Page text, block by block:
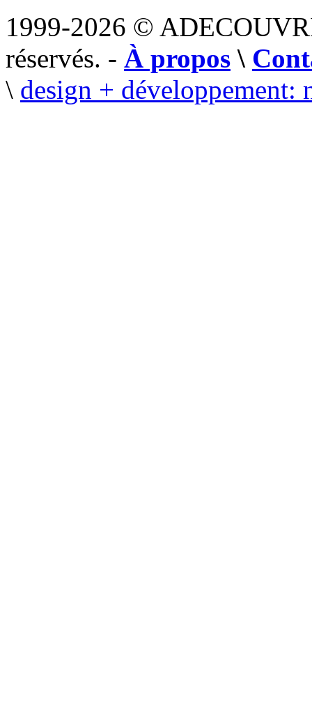
1999-2026 ©
réservés. - À propos \
\ design + développement: